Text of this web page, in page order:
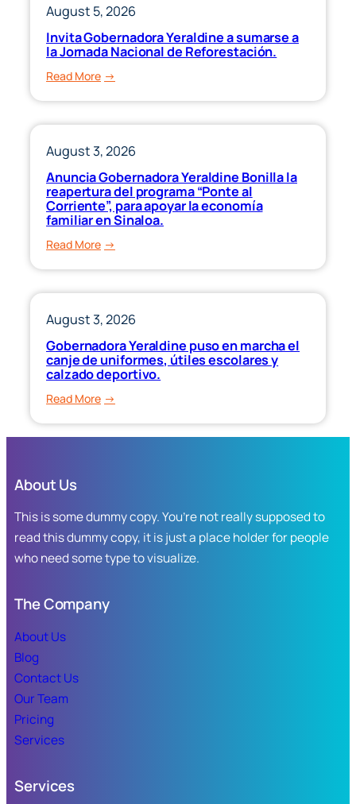
2022
y
anteriores”
más
4,700
este
miércoles.
August 5, 2026
Invita Gobernadora Yeraldine a sumarse a
la Jornada Nacional de Reforestación.
Read More:
a
la
Jornada
Nacional
August 3, 2026
Anuncia Gobernadora Yeraldine Bonilla la
reapertura del programa “Ponte al
Corriente”, para apoyar la economía
familiar en Sinaloa.
Read More:
Bonilla
reapertura
del
“Ponte
al
economía
familiar
en
August 3, 2026
Gobernadora Yeraldine puso en marcha el
canje de uniformes, útiles escolares y
calzado deportivo.
Read More:
Yeraldine
canje
de
uniformes,
escolares
y
About Us
This is some dummy copy. You’re not really supposed to
read this dummy copy, it is just a place holder for people
who need some type to visualize.
The Company
About Us
Blog
Contact Us
Our Team
Pricing
Services
Services